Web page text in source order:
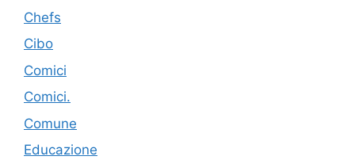
Chefs
Cibo
Comici
Comici.
Comune
Educazione